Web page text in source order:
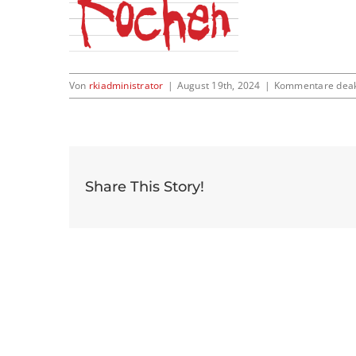
Von rkiadministrator | August 19th, 2024 | Kommentare
Share This Story!